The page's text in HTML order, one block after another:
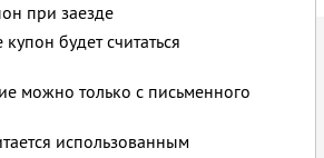
при заезде
будет считаться
можно только с письменного
использованным